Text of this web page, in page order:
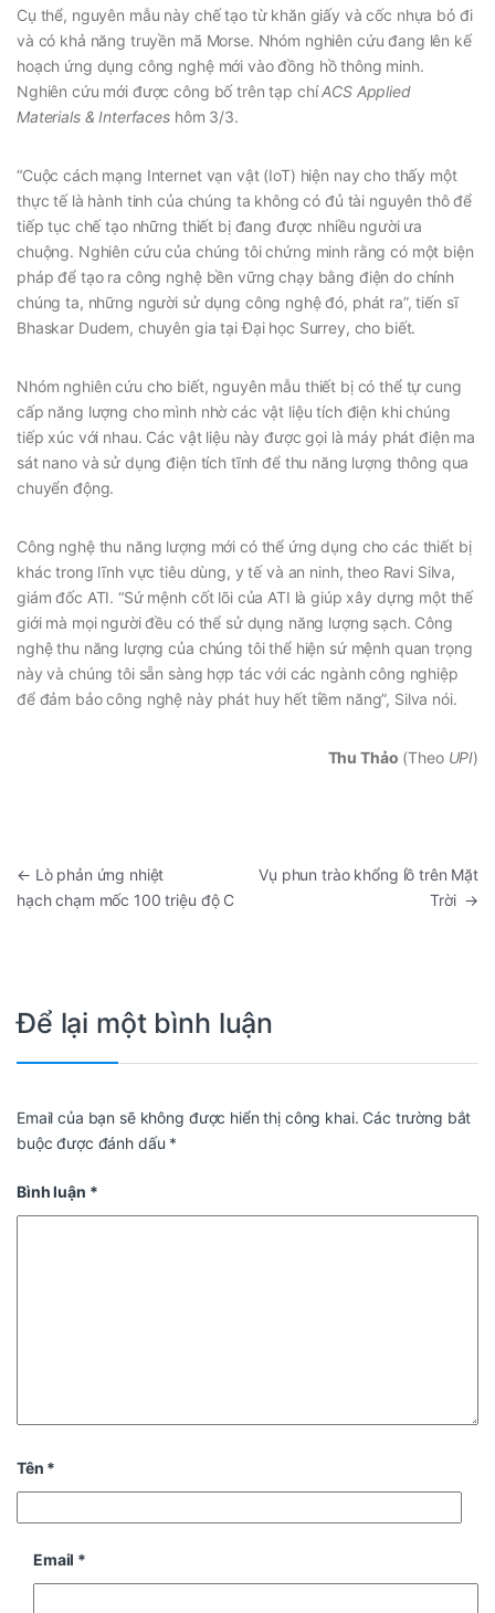
Cụ thể, nguyên mẫu này chế tạo từ khăn giấy và cốc nhựa bỏ đi
và có khả năng truyền mã Morse. Nhóm nghiên cứu đang lên kế
hoạch ứng dụng công nghệ mới vào đồng hồ thông minh.
Nghiên cứu mới được công bố trên tạp chíACS Applied
Materials & Interfaces hôm 3/3.
“Cuộc cách mạng Internet vạn vật (IoT) hiện nay cho thấy một
thực tế là hành tinh của chúng ta không có đủ tài nguyên thô để
tiếp tục chế tạo những thiết bị đang được nhiều người ưa
chuộng. Nghiên cứu của chúng tôi chứng minh rằng có một biện
pháp để tạo ra công nghệ bền vững chạy bằng điện do chính
chúng ta, những người sử dụng công nghệ đó, phát ra”, tiến sĩ
Bhaskar Dudem, chuyên gia tại Đại học Surrey, cho biết.
Nhóm nghiên cứu cho biết, nguyên mẫu thiết bị có thể tự cung
cấp năng lượng cho mình nhờ các vật liệu tích điện khi chúng
tiếp xúc với nhau. Các vật liệu này được gọi là máy phát điện ma
sát nano và sử dụng điện tích tĩnh để thu năng lượng thông qua
chuyển động.
Công nghệ thu năng lượng mới có thể ứng dụng cho các thiết bị
khác trong lĩnh vực tiêu dùng, y tế và an ninh, theo Ravi Silva,
giám đốc ATI. “Sứ mệnh cốt lõi của ATI là giúp xây dựng một thế
giới mà mọi người đều có thể sử dụng năng lượng sạch. Công
nghệ thu năng lượng của chúng tôi thể hiện sứ mệnh quan trọng
này và chúng tôi sẵn sàng hợp tác với các ngành công nghiệp
để đảm bảo công nghệ này phát huy hết tiềm năng”, Silva nói.
Thu Thảo (Theo UPI)
← Lò phản ứng nhiệt
hạch chạm mốc 100 triệu độ C
Vụ phun trào khổng lồ trên Mặt
Trời →
Để lại một bình luận
Email của bạn sẽ không được hiển thị công khai. Các trường bắt
buộc được đánh dấu *
Bình luận *
Tên *
Email *